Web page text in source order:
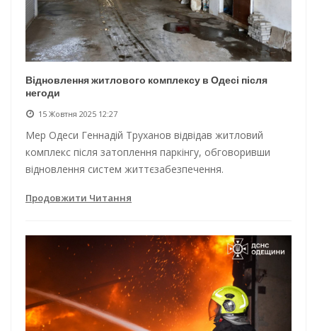
Відновлення житлового комплексу в Одесі після
негоди
15 Жовтня 2025 12:27
Мер Одеси Геннадій Труханов відвідав житловий
комплекс після затоплення паркінгу, обговоривши
відновлення систем життєзабезпечення.
Продовжити Читання